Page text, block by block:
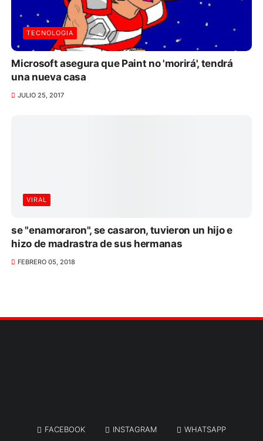
TECNOLOGIA
Microsoft asegura que Paint no 'morirá', tendrá
una nueva casa
JULIO 25, 2017
VIRAL
se "enamoraron", se casaron, tuvieron un hijo e
hizo de madrastra de sus hermanas
FEBRERO 05, 2018
FACEBOOK INSTAGRAM WHATSAPP